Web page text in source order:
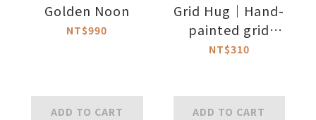
Golden Noon
NT$990
ADD TO CART
Grid Hug｜Hand-
painted grid
pattern small
NT$310
ADD TO CART